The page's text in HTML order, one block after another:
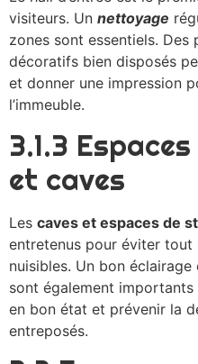
visiteurs. Un nettoyage
zones sont essentiels. Des
décoratifs bien disposés
et donner une impression
l’immeuble.
3.1.3
et caves
Les caves et espaces de
entretenus pour éviter tout
nuisibles. Un bon
sont également
en bon état et prévenir la
entreposés.